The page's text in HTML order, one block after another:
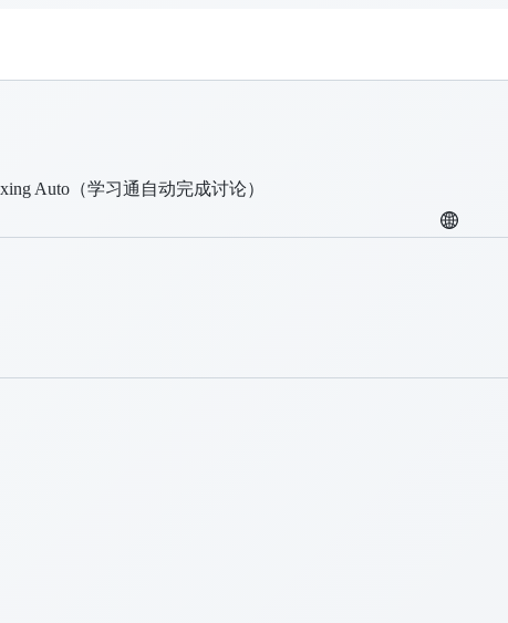
Auto（学习通自动完成讨论）